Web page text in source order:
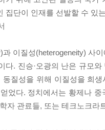
집단이 인재를 선발할 수 있
과 이질성(heterogeneity) 사
다. 진승·오광의 난은 규모
동질성을 위해 이질성을 희
었다. 정치에서는 황제나
자 관료들, 또는 테크노크라